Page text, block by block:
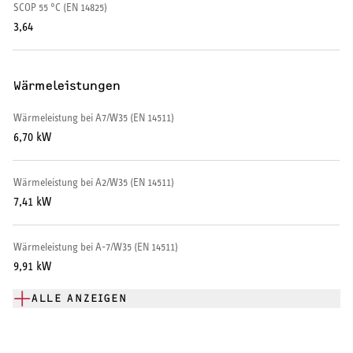
WARMWASSER
Warmwasserspeicher
Warmwasser-Wärmepumpe
Kochendwassergeräte
Händetrockner
SCOP 55 °C (EN 14825)
3,64
Wärmeleistungen
Wärmeleistung bei A7/W35 (EN 14511)
6,70 kW
Wärmeleistung bei A2/W35 (EN 14511)
7,41 kW
Wärmeleistung bei A-7/W35 (EN 14511)
9,91 kW
ALLE ANZEIGEN